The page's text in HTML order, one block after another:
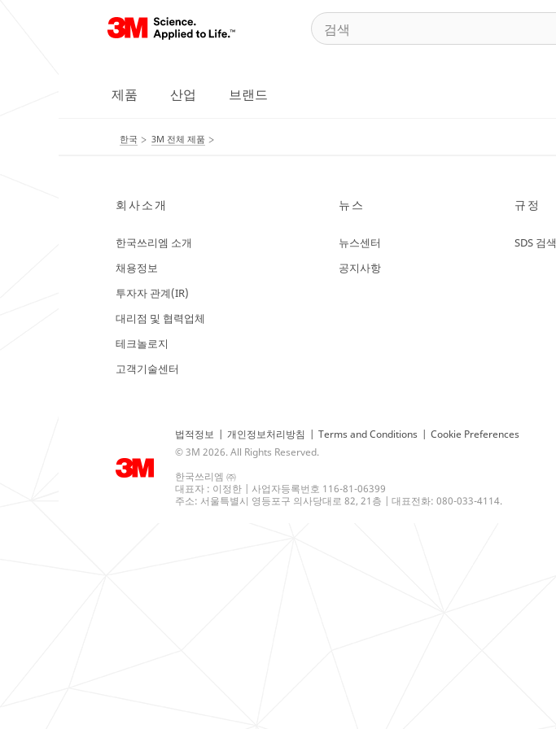
제품 산업 브랜드
한국 3M 전체 제품
회사소개
한국쓰리엠 소개
채용정보
투자자 관계(IR)
대리점 및 협력업체
테크놀로지
고객기술센터
뉴스
뉴스센터
공지사항
규정
SDS 검색
법적정보 | 개인정보처리방침 | Terms and Conditions | Cookie Preferences
© 3M 2026. All Rights Reserved.
한국쓰리엠 ㈜
대표자 : 이정한 | 사업자등록번호 116-81-06399
주소: 서울특별시 영등포구 의사당대로 82, 21층 | 대표전화: 080-033-4114.